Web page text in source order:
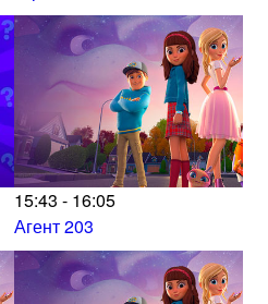
15:43 - 16:05
Агент 203